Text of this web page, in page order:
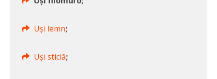
Uși lemn;
Uși sticlă;